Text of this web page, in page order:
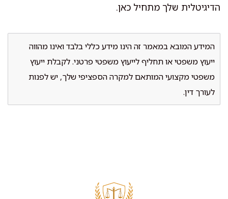
הדיגיטלית שלך מתחיל כאן.
המידע המובא במאמר זה הינו מידע כללי בלבד ואינו מהווה
ייעוץ משפטי או תחליף לייעוץ משפטי פרטני. לקבלת ייעוץ
משפטי מקצועי המותאם למקרה הספציפי שלך, יש לפנות
לעורך דין.